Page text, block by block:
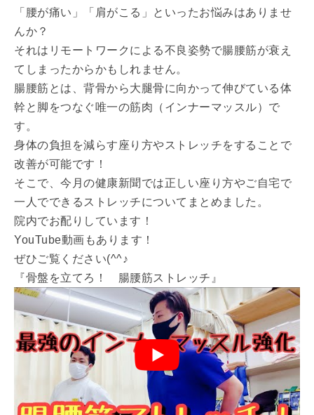
「腰が痛い」「肩がこる」といったお悩みはありませ
んか？
それはリモートワークによる不良姿勢で腸腰筋が衰え
てしまったからかもしれません。
腸腰筋とは、背骨から大腿骨に向かって伸びている体
幹と脚をつなぐ唯一の筋肉（インナーマッスル）で
す。
身体の負担を減らす座り方やストレッチをすることで
改善が可能です！
そこで、今月の健康新聞では正しい座り方やご自宅で
一人でできるストレッチについてまとめました。
院内でお配りしています！
YouTube動画もあります！
ぜひご覧ください(^^♪
『骨盤を立てろ！ 腸腰筋ストレッチ』